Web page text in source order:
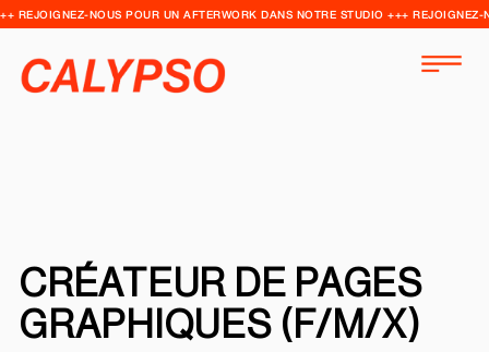
++ REJOIGNEZ-NOUS POUR UN AFTERWORK DANS NOTRE STUDIO +++
CRÉATEUR DE PAGES
GRAPHIQUES (F/M/X)